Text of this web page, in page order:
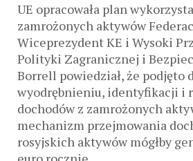
UE opracowała plan
zamrożonych aktywów
Wiceprezydent KE i Wysoki
Polityki Zagranicznej i
Borrell powiedział, że podjęto
wyodrębnieniu, identyfikacji i
dochodów z zamrożonych
mechanizm przejmowania
rosyjskich aktywów mógłby